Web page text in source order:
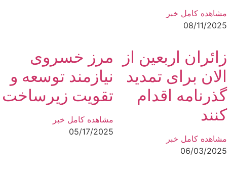
مشاهده کامل خبر
08/11/2025
زائران اربعین از
الان برای تمدید
گذرنامه اقدام
کنند
مشاهده کامل خبر
06/03/2025
مرز خسروی
نیازمند توسعه و
تقویت زیرساخت‌
مشاهده کامل خبر
05/17/2025